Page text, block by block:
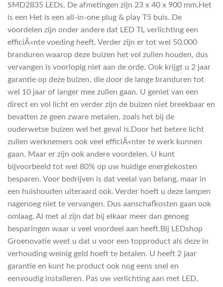
SMD2835 LEDs. De afmetingen zijn 23 x 40 x 900 mm.Het
is een Het is een all-in-one plug & play T5 buis. De
voordelen zijn onder andere dat LED TL verlichting een
efficiÃ«nte voeding heeft. Verder zijn er tot wel 50.000
branduren waarop deze buizen het vol zullen houden, dus
vervangen is voorlopig niet aan de orde. Ook krijgt u 2 jaar
garantie op deze buizen, die door de lange branduren tot
wel 10 jaar of langer mee zullen gaan. U geniet van een
direct en vol licht en verder zijn de buizen niet breekbaar en
bevatten ze geen zware metalen, zoals het bij de
ouderwetse buizen wel het geval is.Door het betere licht
zullen werknemers ook veel efficiÃ«nter te werk kunnen
gaan. Maar er zijn ook andere voordelen. U kunt
bijvoorbeeld tot wel 80% op uw huidige energiekosten
besparen. Voor bedrijven is dat veelal van belang, maar in
een huishouden uiteraard ook. Verder hoeft u deze lampen
nagenoeg niet te vervangen. Dus aanschafkosten gaan ook
omlaag. Al met al zijn dat bij elkaar meer dan genoeg
besparingen waar u veel voordeel aan heeft.Bij LEDshop
Groenovatie weet u dat u voor een topproduct als deze in
verhouding weinig geld hoeft te betalen. U heeft 2 jaar
garantie en kunt he product ook nog eens snel en
eenvoudig installeren. Pas uw verlichting aan met LED,